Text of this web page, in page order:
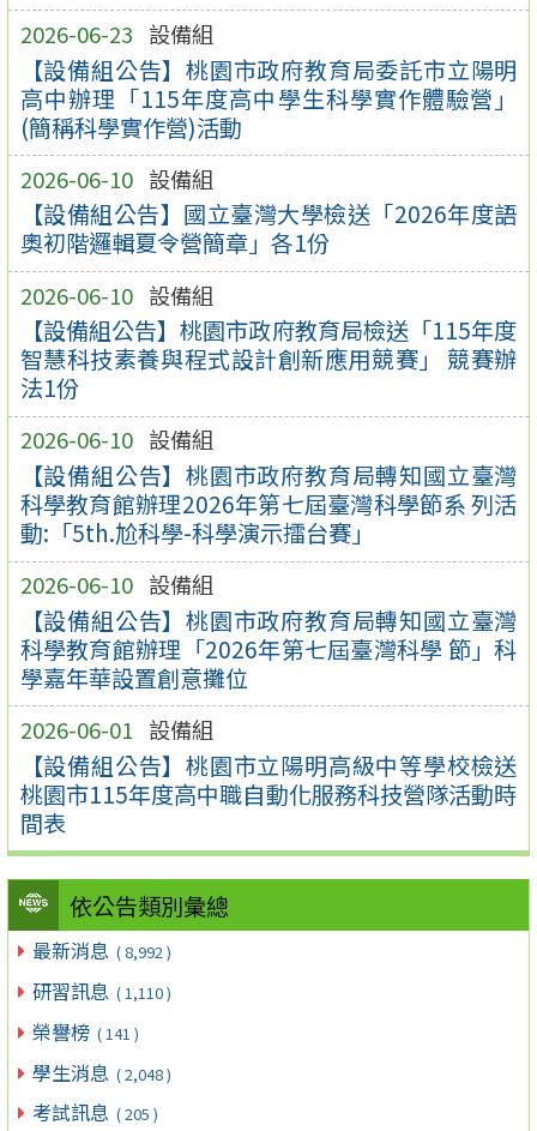
2026-06-23 設備組
【設備組公告】桃園市政府教育局委託市立陽明
高中辦理「115年度高中學生科學實作體驗營」
(簡稱科學實作營)活動
2026-06-10 設備組
【設備組公告】國立臺灣大學檢送「2026年度語
奧初階邏輯夏令營簡章」各1份
2026-06-10 設備組
【設備組公告】桃園市政府教育局檢送「115年度
智慧科技素養與程式設計創新應用競賽」 競賽辦
法1份
2026-06-10 設備組
【設備組公告】桃園市政府教育局轉知國立臺灣
科學教育館辦理2026年第七屆臺灣科學節系 列活
動:「5th.尬科學-科學演示擂台賽」
2026-06-10 設備組
【設備組公告】桃園市政府教育局轉知國立臺灣
科學教育館辦理「2026年第七屆臺灣科學 節」科
學嘉年華設置創意攤位
2026-06-01 設備組
【設備組公告】桃園市立陽明高級中等學校檢送
桃園市115年度高中職自動化服務科技營隊活動時
間表
依公告類別彙總
最新消息 ( 8,992 )
研習訊息 ( 1,110 )
榮譽榜 ( 141 )
學生消息 ( 2,048 )
考試訊息 ( 205 )